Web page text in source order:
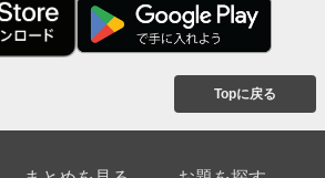
Topに戻る